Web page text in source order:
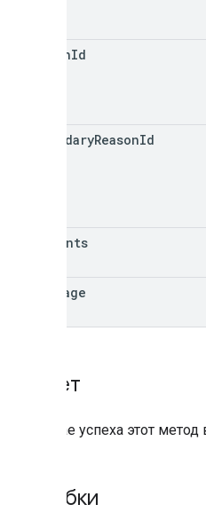
reasonId
secondaryReasonId
comments
language
Ответ
В случае успеха этот
Ошибки